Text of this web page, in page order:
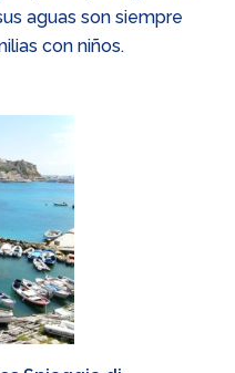
aguas son siempre
con niños.